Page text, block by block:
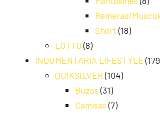
Remeras/
Short (18)
LOTTO (8)
INDUMENTARIA LIFESTYLE
QUIKSILVER (104)
Buzos (31)
Camisas (7)